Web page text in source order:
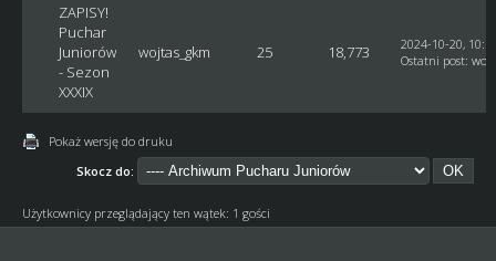
ZAPISY!
Puchar
Juniorów
- Sezon
XXXIX
wojtas_gkm 25 18,773
2024-10-20,
Ostatni post:
Pokaż wersję do druku
Skocz do:
Użytkownicy przeglądający ten wątek: 1 gości